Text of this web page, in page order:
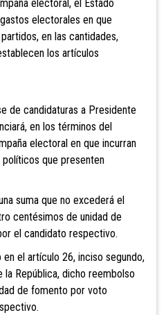
electoral, el Estado
electorales en que
en las cantidades,
los artículos
de candidaturas a Presidente
en los términos del
electoral en que incurran
que presenten
suma que no excederá el
centésimos de unidad de
el candidato respectivo.
el artículo 26, inciso segundo,
República, dicho reembolso
de fomento por voto